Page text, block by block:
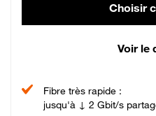
Choisir
Voir le
Fibre très rapide :
jusqu'à ↓ 2 Gbit/s